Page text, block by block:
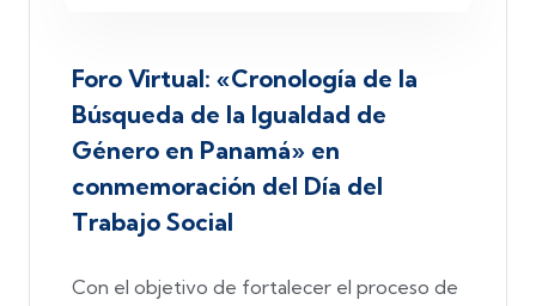
Foro Virtual: «Cronología de la
Búsqueda de la Igualdad de
Género en Panamá» en
conmemoración del Día del
Trabajo Social
Con el objetivo de fortalecer el proceso de